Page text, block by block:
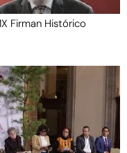
Firman Histórico